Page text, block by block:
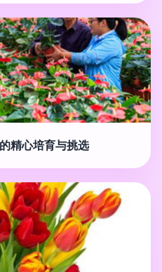
精心培育与挑选